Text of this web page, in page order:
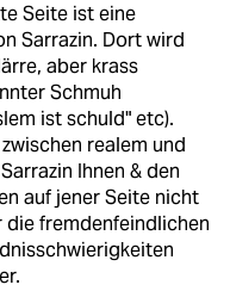
Seite ist eine
Sarrazin. Dort wird
aber krass
Schmuh
ist schuld" etc).
realem und
Ihnen & den
auf jener Seite nicht
fremdenfeindlichen